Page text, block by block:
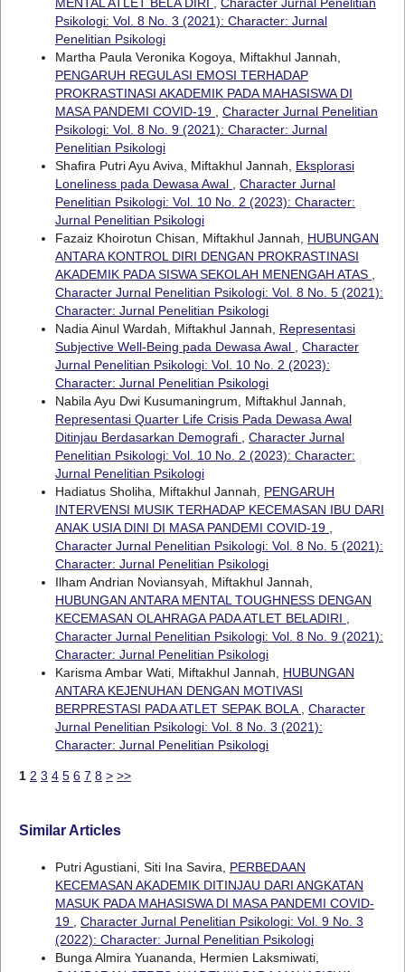
MENTAL ATLET BELA DIRI , Character Jurnal Penelitian
Psikologi: Vol. 8 No. 3 (2021): Character: Jurnal
Penelitian Psikologi
Martha Paula Veronika Kogoya, Miftakhul Jannah,
PENGARUH REGULASI EMOSI TERHADAP
PROKRASTINASI AKADEMIK PADA MAHASISWA DI
MASA PANDEMI COVID-19 , Character Jurnal Penelitian
Psikologi: Vol. 8 No. 9 (2021): Character: Jurnal
Penelitian Psikologi
Shafira Putri Ayu Aviva, Miftakhul Jannah, Eksplorasi
Loneliness pada Dewasa Awal , Character Jurnal
Penelitian Psikologi: Vol. 10 No. 2 (2023): Character:
Jurnal Penelitian Psikologi
Fazaiz Khoirotun Chisan, Miftakhul Jannah, HUBUNGAN
ANTARA KONTROL DIRI DENGAN PROKRASTINASI
AKADEMIK PADA SISWA SEKOLAH MENENGAH ATAS ,
Character Jurnal Penelitian Psikologi: Vol. 8 No. 5 (2021):
Character: Jurnal Penelitian Psikologi
Nadia Ainul Wardah, Miftakhul Jannah, Representasi
Subjective Well-Being pada Dewasa Awal , Character
Jurnal Penelitian Psikologi: Vol. 10 No. 2 (2023):
Character: Jurnal Penelitian Psikologi
Nabila Ayu Dwi Kusumaningrum, Miftakhul Jannah,
Representasi Quarter Life Crisis Pada Dewasa Awal
Ditinjau Berdasarkan Demografi , Character Jurnal
Penelitian Psikologi: Vol. 10 No. 2 (2023): Character:
Jurnal Penelitian Psikologi
Hadiatus Sholiha, Miftakhul Jannah, PENGARUH
INTERVENSI MUSIK TERHADAP KECEMASAN IBU DARI
ANAK USIA DINI DI MASA PANDEMI COVID-19 ,
Character Jurnal Penelitian Psikologi: Vol. 8 No. 5 (2021):
Character: Jurnal Penelitian Psikologi
Ilham Andrian Noviansyah, Miftakhul Jannah,
HUBUNGAN ANTARA MENTAL TOUGHNESS DENGAN
KECEMASAN OLAHRAGA PADA ATLET BELADIRI ,
Character Jurnal Penelitian Psikologi: Vol. 8 No. 9 (2021):
Character: Jurnal Penelitian Psikologi
Karisma Ambar Wati, Miftakhul Jannah, HUBUNGAN
ANTARA KEJENUHAN DENGAN MOTIVASI
BERPRESTASI PADA ATLET SEPAK BOLA, Character
Jurnal Penelitian Psikologi: Vol. 8 No. 3 (2021):
Character: Jurnal Penelitian Psikologi
1 2 3 4 5 6 7 8 > >>
Similar Articles
Putri Agustiani, Siti Ina Savira, PERBEDAAN
KECEMASAN AKADEMIK DITINJAU DARI ANGKATAN
MASUK PADA MAHASISWA DI MASA PANDEMI COVID-
19 , Character Jurnal Penelitian Psikologi: Vol. 9 No. 3
(2022): Character: Jurnal Penelitian Psikologi
Bunga Almira Yuananda, Hermien Laksmiwati,